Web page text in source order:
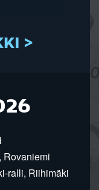
>
Rovaniemi
ralli, Riihimäki